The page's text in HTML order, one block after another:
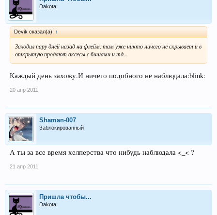
Dakota
Devik сказал(а): ↑
Заходил пару дней назад на флейм, там уже никто ничего не скрывает и в
открытую продают аксесы с бишами и тд...
Каждый день захожу.И ничего подобного не наблюдала:blink:
20 апр 2011
Shaman-007
Заблокированный
А ты за все время хелперства что нибудь наблюдала <_< ?
21 апр 2011
Пришла чтобы...
Dakota